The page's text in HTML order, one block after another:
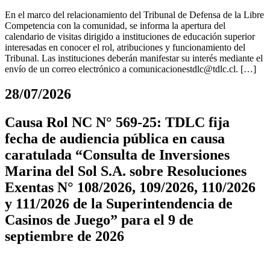
En el marco del relacionamiento del Tribunal de Defensa de la Libre
Competencia con la comunidad, se informa la apertura del
calendario de visitas dirigido a instituciones de educación superior
interesadas en conocer el rol, atribuciones y funcionamiento del
Tribunal. Las instituciones deberán manifestar su interés mediante el
envío de un correo electrónico a comunicacionestdlc@tdlc.cl. […]
28/07/2026
Causa Rol NC N° 569-25: TDLC fija
fecha de audiencia pública en causa
caratulada “Consulta de Inversiones
Marina del Sol S.A. sobre Resoluciones
Exentas N° 108/2026, 109/2026, 110/2026
y 111/2026 de la Superintendencia de
Casinos de Juego” para el 9 de
septiembre de 2026